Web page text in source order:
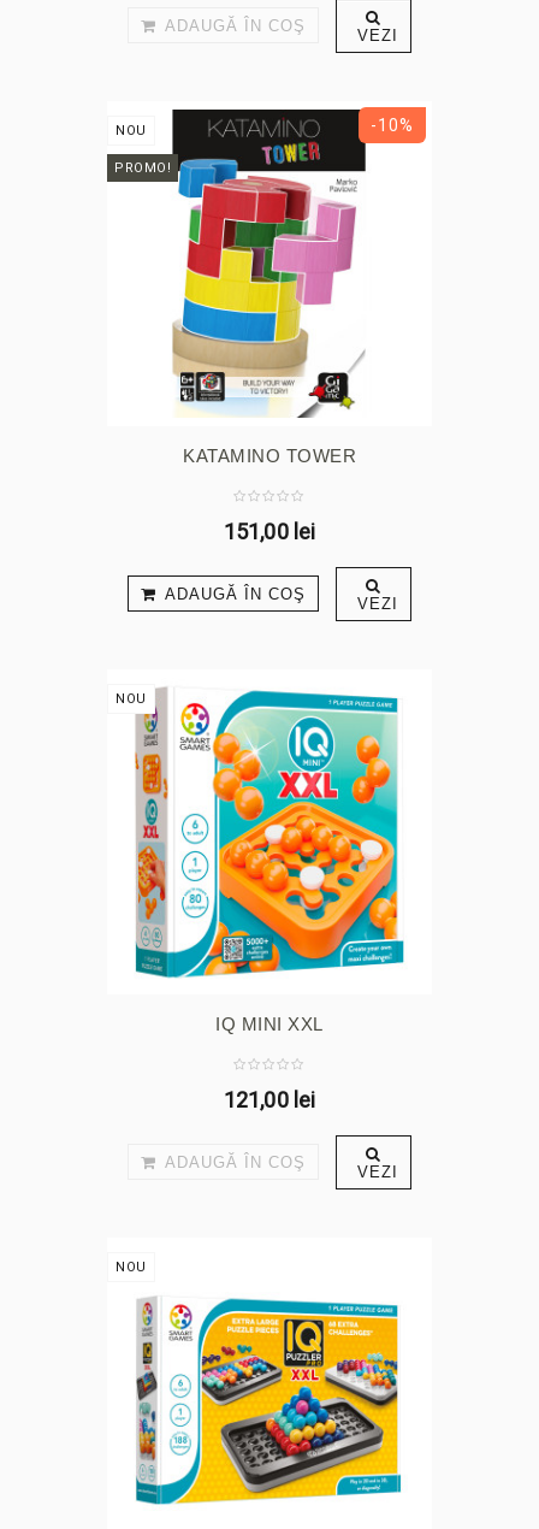
ADAUGĂ ÎN COŞ VEZI
-10%
NOU
PROMO!
KATAMINO TOWER
151,00 lei
ADAUGĂ ÎN COŞ VEZI
NOU
IQ MINI XXL
121,00 lei
ADAUGĂ ÎN COŞ VEZI
NOU